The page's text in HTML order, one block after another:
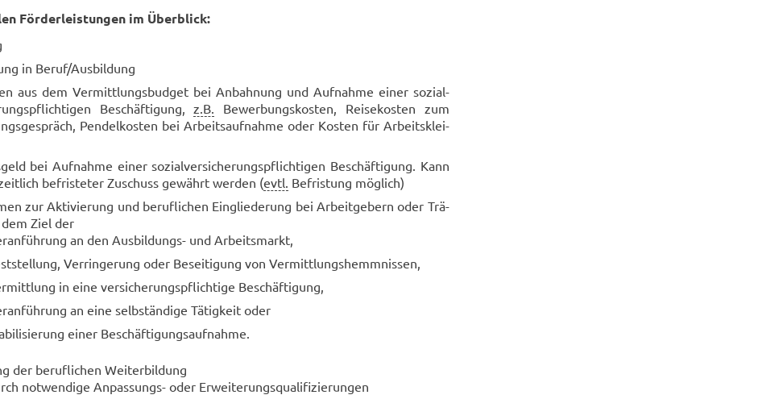
För­der­leis­tun­gen im Über­blick:
in Beruf/Aus­bil­dung
aus dem Ver­mitt­lungs­bud­get bei An­bah­nung und Auf­nah­me einer so­zi­al­
Be­schäf­ti­gung,z.B. Be­wer­bungs­kos­ten, Rei­se­kos­ten zum
Pen­del­kos­ten bei Ar­beits­auf­nah­me oder Kos­ten für Ar­beits­klei­
bei Auf­nah­me einer so­zi­al­ver­si­che­rungs­pflich­ti­gen Be­schäf­ti­gung. Kann
be­fris­te­ter Zu­schuss ge­währt wer­den (evtl. Be­fris­tung mög­lich)
zur Ak­ti­vie­rung und be­ruf­li­chen Ein­glie­de­rung bei Ar­beit­ge­bern oder Trä­
Ziel der
an den Ausbildungs-​ und Ar­beits­markt,
Ver­rin­ge­rung oder Be­sei­ti­gung von Ver­mitt­lungs­hemm­nis­sen,
in eine ver­si­che­rungs­pflich­ti­ge Be­schäf­ti­gung,
an eine selb­stän­di­ge Tä­tig­keit oder
einer Be­schäf­ti­gungs­auf­nah­me.
der be­ruf­li­chen Wei­ter­bil­dung
not­wen­di­ge Anpassungs-​ oder Er­wei­te­rungs­qua­li­fi­zie­run­gen